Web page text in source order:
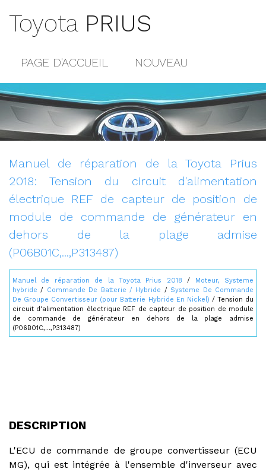
Toyota PRIUS
PAGE D'ACCUEIL NOUVEAU
POPULAIRE
CONTACTS
Manuel de réparation de la Toyota Prius
2018: Tension du circuit d'alimentation
électrique REF de capteur de position de
module de commande de générateur en
dehors de la plage admise
(P06B01C,...,P313487)
Manuel de réparation de la Toyota Prius 2018 /
Moteur, Systeme
hybride / Commande De Batterie / Hybride / Systeme De Commande
De Groupe Convertisseur (pour Batterie Hybride En Nickel) / Tension du
circuit d'alimentation électrique REF de capteur de position de module
de commande de générateur en dehors de la plage admise
(P06B01C,...,P313487)
DESCRIPTION
L'ECU de commande de groupe convertisseur (ECU
MG), qui est intégrée à l'ensemble d'inverseur avec